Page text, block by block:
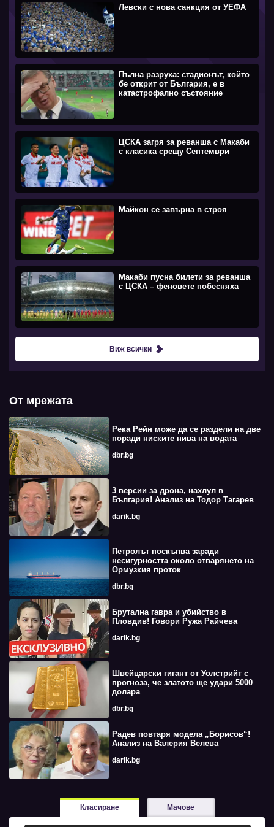
Левски с нова санкция от УЕФА
Пълна разруха: стадионът, който
бе открит от България, е в
катастрофално състояние
ЦСКА загря за реванша с Макаби
с класика срещу Септември
Майкон се завърна в строя
Макаби пусна билети за реванша
с ЦСКА – феновете побесняха
Виж всички
От мрежата
Река Рейн може да се раздели на две
поради ниските нива на водата
dbr.bg
3 версии за дрона, нахлул в
България! Анализ на Тодор Тагарев
darik.bg
Петролът поскъпва заради
несигурността около отварянето на
Ормузкия проток
dbr.bg
Брутална гавра и убийство в
Пловдив! Говори Ружа Райчева
darik.bg
Швейцарски гигант от Уолстрийт с
прогноза, че златото ще удари 5000
долара
dbr.bg
Радев повтаря модела „Борисов“!
Анализ на Валерия Велева
darik.bg
Класиране Мачове